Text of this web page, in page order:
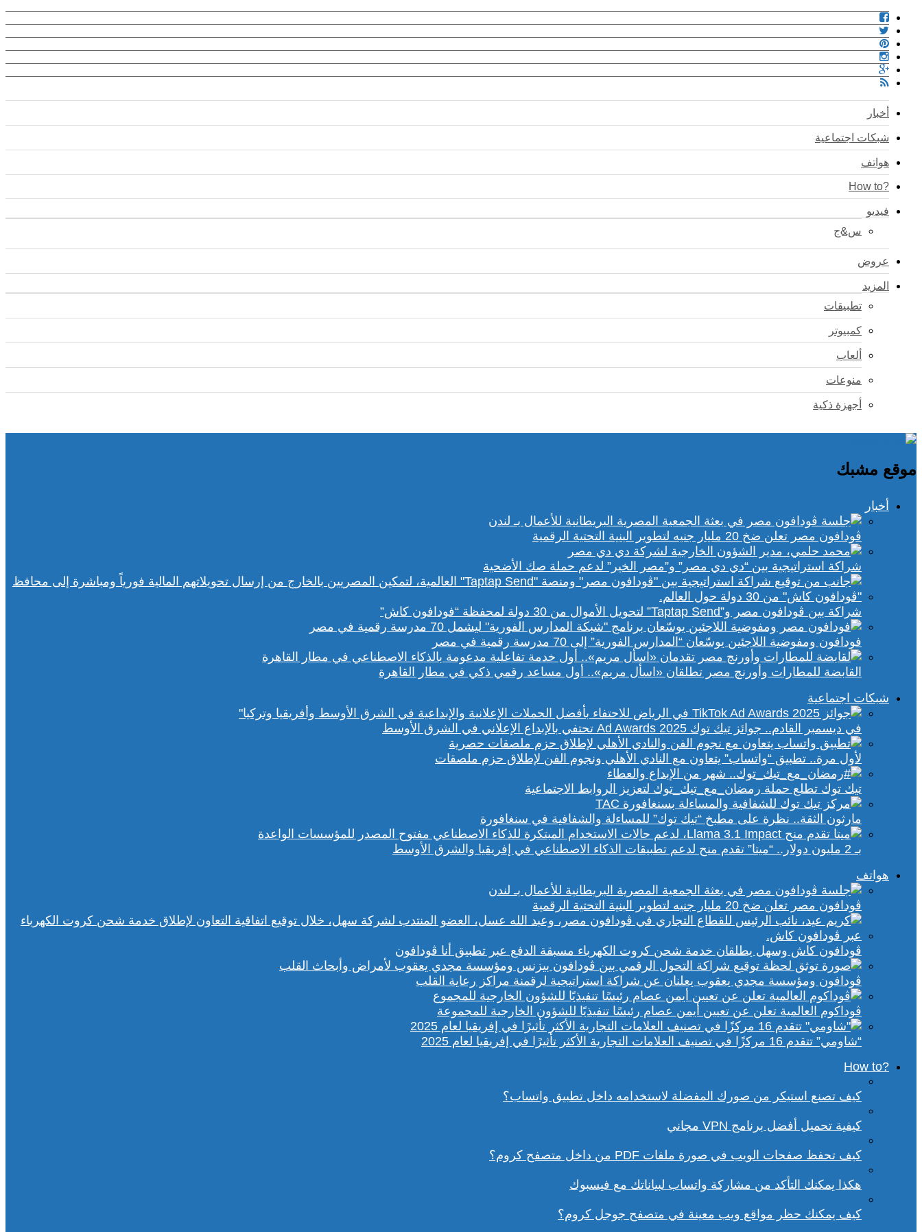
أخبار
شبكات اجتماعية
هواتف
?How to
فيديو
س&ج
عروض
المزيد
تطبيقات
كمبيوتر
ألعاب
منوعات
أجهزة ذكية
موقع مشبك
أخبار
ڤودافون مصر تعلن ضخ 20 مليار جنيه لتطوير البنية التحتية الرقمية
شراكة استراتيجية بين “دي دي مصر” و”مصر الخير” لدعم حملة صك الأضحية
شراكة بين ڤودافون مصر و”Taptap Send” لتحويل الأموال من 30 دولة لمحفظة “فودافون كاش”
فودافون ومفوضية اللاجئين يوسّعان “المدارس الفورية” إلى 70 مدرسة رقمية في مصر
القابضة للمطارات وأورنچ مصر تطلقان «اسأل مريم».. أول مساعد رقمي ذكي في مطار القاهرة
شبكات اجتماعية
في ديسمبر القادم.. جوائز تيك توك Ad Awards 2025 تحتفي بالإبداع الإعلاني في الشرق الأوسط
لأول مرة.. تطبيق “واتساب” يتعاون مع النادي الأهلي ونجوم الفن لإطلاق حزم ملصقات
تيك توك تطلع حملة رمضان_مع_تيك_توك لتعزيز الروابط الاجتماعية
مارثون الثقة.. نظرة على مطبخ “تيك توك” للمساءلة والشفافية في سنغافورة
بـ 2 مليون دولار.. “ميتا” تقدم منح لدعم تطبيقات الذكاء الاصطناعي في إفريقيا والشرق الأوسط
هواتف
ڤودافون مصر تعلن ضخ 20 مليار جنيه لتطوير البنية التحتية الرقمية
ڤودافون كاش وسهل يطلقان خدمة شحن كروت الكهرباء مسبقة الدفع عبر تطبيق أنا ڤودافون
ڤودافون ومؤسسة مجدي يعقوب يعلنان عن شراكة استراتيجية لرقمنة مراكز رعاية القلب
ڤوداكوم العالمية تعلن عن تعيين أيمن عصام رئيسًا تنفيذيًا للشؤون الخارجية للمجموعة
“شاومي” تتقدم 16 مركزًا في تصنيف العلامات التجارية الأكثر تأثيرًا في إفريقيا لعام 2025
?How to
كيف تصنع استيكر من صورك المفضلة لاستخدامه داخل تطبيق واتساب؟
كيفية تحميل أفضل برنامج VPN مجاني
كيف تحفظ صفحات الويب في صورة ملفات PDF من داخل متصفح كروم؟
هكذا يمكنك التأكد من مشاركة واتساب لبياناتك مع فيسبوك
كيف يمكنك حظر مواقع ويب معينة في متصفح جوجل كروم؟